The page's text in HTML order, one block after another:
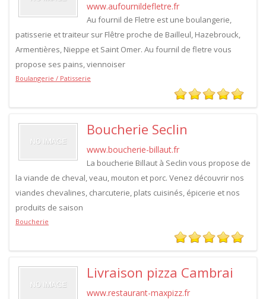
www.aufournildefletre.fr
Au fournil de Fletre est une boulangerie,
patisserie et traiteur sur Flêtre proche de Bailleul, Hazebrouck,
Armentières, Nieppe et Saint Omer. Au fournil de fletre vous
propose ses pains, viennoiser
Boulangerie / Patisserie
Boucherie Seclin
www.boucherie-billaut.fr
La boucherie Billaut à Seclin vous propose de
la viande de cheval, veau, mouton et porc. Venez découvrir nos
viandes chevalines, charcuterie, plats cuisinés, épicerie et nos
produits de saison
Boucherie
Livraison pizza Cambrai
www.restaurant-maxpizz.fr